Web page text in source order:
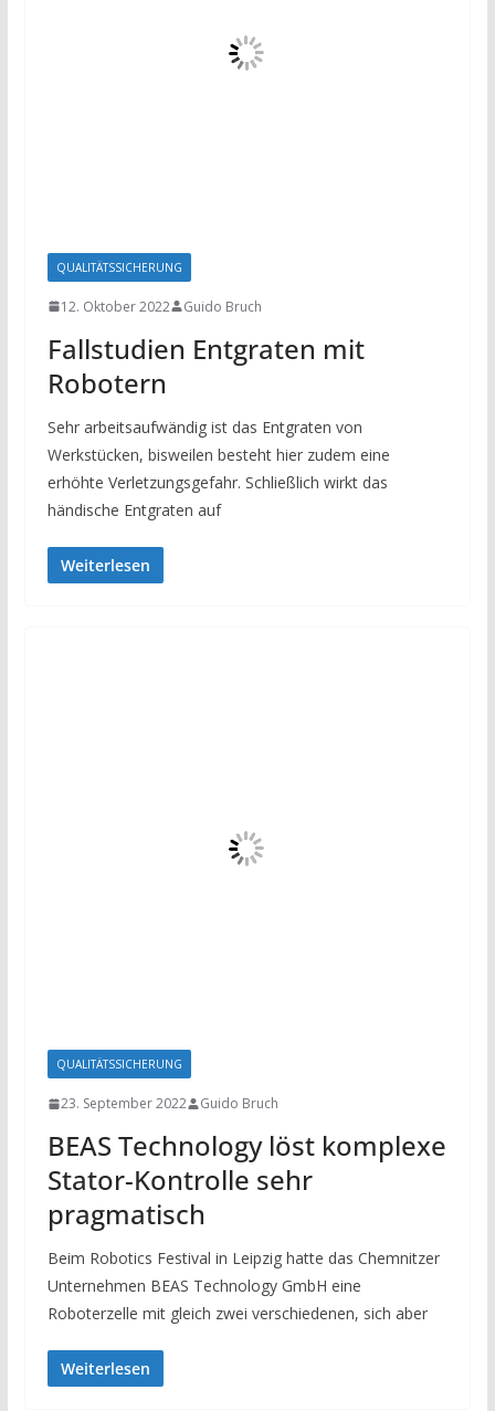
QUALITÄTSSICHERUNG
12. Oktober 2022 Guido Bruch
Fallstudien Entgraten mit
Robotern
Sehr arbeitsaufwändig ist das Entgraten von
Werkstücken, bisweilen besteht hier zudem eine
erhöhte Verletzungsgefahr. Schließlich wirkt das
händische Entgraten auf
Weiterlesen
QUALITÄTSSICHERUNG
23. September 2022 Guido Bruch
BEAS Technology löst komplexe
Stator-Kontrolle sehr
pragmatisch
Beim Robotics Festival in Leipzig hatte das Chemnitzer
Unternehmen BEAS Technology GmbH eine
Roboterzelle mit gleich zwei verschiedenen, sich aber
Weiterlesen